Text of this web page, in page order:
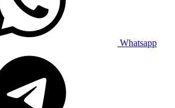
Whatsapp